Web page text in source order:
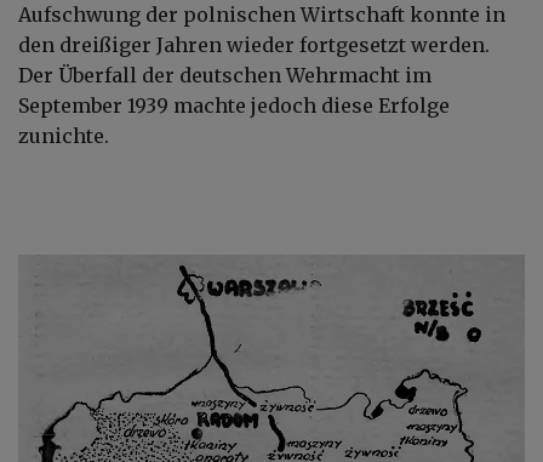
Aufschwung der polnischen Wirtschaft konnte in
den dreißiger Jahren wieder fortgesetzt werden.
Der Überfall der deutschen Wehrmacht im
September 1939 machte jedoch diese Erfolge
zunichte.